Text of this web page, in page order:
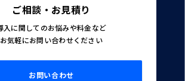
ご相談・お見積り
入に関してのお悩みや料金など
お気軽にお問い合わせください
お問い合わせ